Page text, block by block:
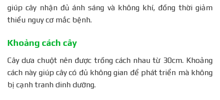
giúp cây nhận đủ ánh sáng và không khí, đồng thời giảm
thiểu nguy cơ mắc bệnh.
Khoảng cách cây
Cây dưa chuột nên được trồng cách nhau từ 30cm. Khoảng
cách này giúp cây có đủ không gian để phát triển mà không
bị cạnh tranh dinh dưỡng.